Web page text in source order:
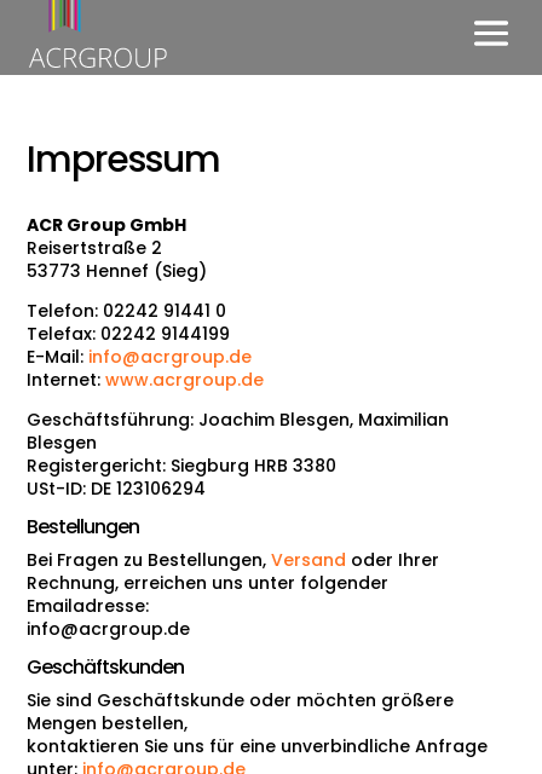
Impressum
Impressum
ACR Group GmbH
Reisertstraße 2
53773 Hennef (Sieg)
Telefon: 02242 91441 0
Telefax: 02242 9144199
E-Mail: info@acrgroup.de
Internet:www.acrgroup.de
Geschäftsführung: Joachim Blesgen, Maximilian
Blesgen
Registergericht: Siegburg HRB 3380
USt-ID: DE 123106294
Bestellungen
Bei Fragen zu Bestellungen,Versand oder Ihrer
Rechnung, erreichen uns unter folgender
Emailadresse:
info@acrgroup.de
Geschäftskunden
Sie sind Geschäftskunde oder möchten größere
Mengen bestellen,
kontaktieren Sie uns für eine unverbindliche Anfrage
unter: info@acrgroup.de